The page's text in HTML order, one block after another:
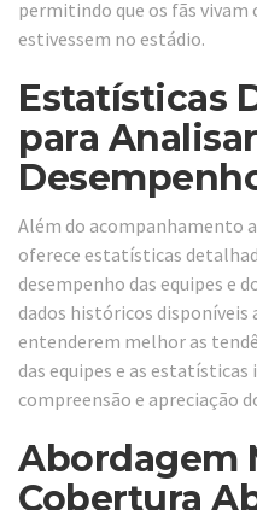
permitindo que os fãs
estivessem no estádio.
Estatísticas
para
Além do acompanhamento
oferece estatísticas
desempenho das equipes e
dados históricos disponíveis
entenderem melhor as
das equipes e as estatísticas
compreensão e apreciação
Abordagem
Cobertura